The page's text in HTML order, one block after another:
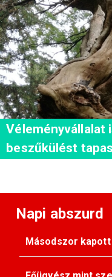
Véleményvállalat
beszűkülést
Napi abszurd
Másodszor